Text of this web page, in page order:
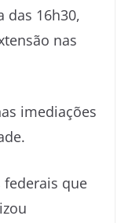
das 16h30,
nas
imediações
federais que